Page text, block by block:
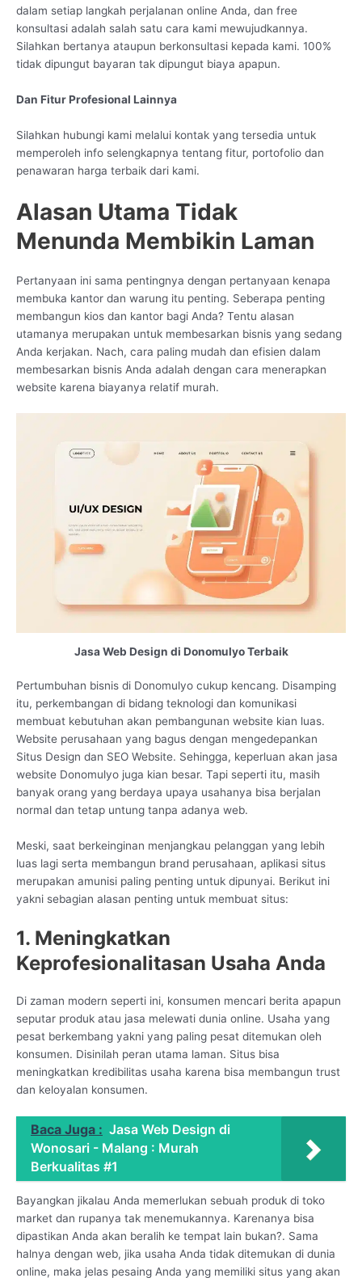
dalam setiap langkah perjalanan online Anda, dan free
konsultasi adalah salah satu cara kami mewujudkannya.
Silahkan bertanya ataupun berkonsultasi kepada kami. 100%
tidak dipungut bayaran tak dipungut biaya apapun.
Dan Fitur Profesional Lainnya
Silahkan hubungi kami melalui kontak yang tersedia untuk
memperoleh info selengkapnya tentang fitur, portofolio dan
penawaran harga terbaik dari kami.
Alasan Utama Tidak
Menunda Membikin Laman
Pertanyaan ini sama pentingnya dengan pertanyaan kenapa
membuka kantor dan warung itu penting. Seberapa penting
membangun kios dan kantor bagi Anda? Tentu alasan
utamanya merupakan untuk membesarkan bisnis yang sedang
Anda kerjakan. Nach, cara paling mudah dan efisien dalam
membesarkan bisnis Anda adalah dengan cara menerapkan
website karena biayanya relatif murah.
Jasa Web Design di Donomulyo Terbaik
Pertumbuhan bisnis di Donomulyo cukup kencang. Disamping
itu, perkembangan di bidang teknologi dan komunikasi
membuat kebutuhan akan pembangunan website kian luas.
Website perusahaan yang bagus dengan mengedepankan
Situs Design dan SEO Website. Sehingga, keperluan akan jasa
website Donomulyo juga kian besar. Tapi seperti itu, masih
banyak orang yang berdaya upaya usahanya bisa berjalan
normal dan tetap untung tanpa adanya web.
Meski, saat berkeinginan menjangkau pelanggan yang lebih
luas lagi serta membangun brand perusahaan, aplikasi situs
merupakan amunisi paling penting untuk dipunyai. Berikut ini
yakni sebagian alasan penting untuk membuat situs:
1. Meningkatkan
Keprofesionalitasan Usaha Anda
Di zaman modern seperti ini, konsumen mencari berita apapun
seputar produk atau jasa melewati dunia online. Usaha yang
pesat berkembang yakni yang paling pesat ditemukan oleh
konsumen. Disinilah peran utama laman. Situs bisa
meningkatkan kredibilitas usaha karena bisa membangun trust
dan keloyalan konsumen.
Baca Juga : Jasa Web Design di
Wonosari - Malang : Murah
Berkualitas #1
Bayangkan jikalau Anda memerlukan sebuah produk di toko
market dan rupanya tak menemukannya. Karenanya bisa
dipastikan Anda akan beralih ke tempat lain bukan?. Sama
halnya dengan web, jika usaha Anda tidak ditemukan di dunia
online, maka jelas pesaing Anda yang memiliki situs yang akan